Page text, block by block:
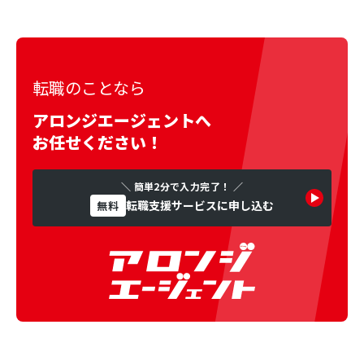
転職のことなら
アロンジエージェントへ
お任せください！
＼ 簡単2分で入力完了！ ／
無料 転職支援サービスに申し込む